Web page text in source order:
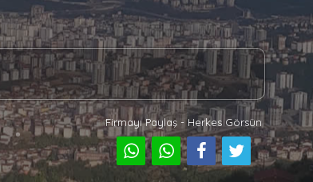
Firmayı Paylaş - Herkes Görsün